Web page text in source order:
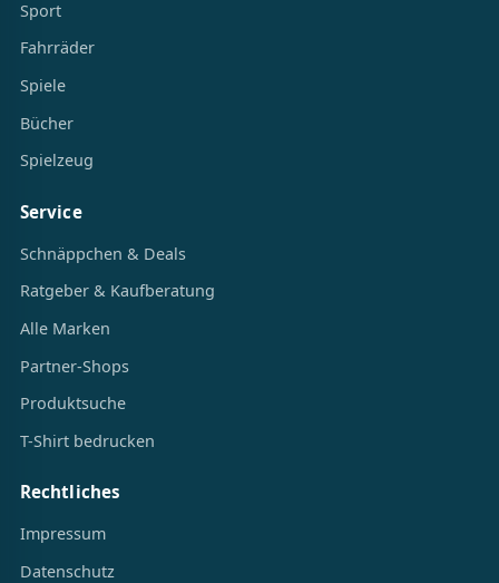
Sport
Fahrräder
Spiele
Bücher
Spielzeug
Service
Schnäppchen & Deals
Ratgeber & Kaufberatung
Alle Marken
Partner-Shops
Produktsuche
T-Shirt bedrucken
Rechtliches
Impressum
Datenschutz